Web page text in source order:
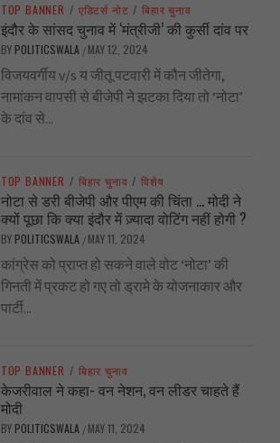
TOP BANNER / एडिटर्स नोट / बिहार चुनाव
इंदौर के सांसद चुनाव में ‘मंत्रीजी’ की कुर्सी दांव पर
BY POLITICSWALA / MAY 12, 2024
विजयवर्गीय v/s य जीतू पटवारी में कौन जीतेगा,
नामांकन वापसी से बीजेपी ने झटका दिया तो ‘नोटा’
के दांव से...
TOP BANNER / बिहार चुनाव / विशेष
नोटा से डरी बीजेपी और पीएम की चिंता … मोदी ने
क्यों पूछा कि क्या इंदौर में ज़्यादा वोटिंग नहीं होगी ?
BY POLITICSWALA / MAY 11, 2024
कांग्रेस को प्राप्त हो सकने वाले वोट ‘नोटा’ की
गिनती में प्रकट हो गए तो ड्रामे के योजनाकार और
पार्टी...
TOP BANNER / बिहार चुनाव
केजरीवाल ने कहा- वन नेशन, वन लीडर चाहते हैं
मोदी
BY POLITICSWALA / MAY 11, 2024